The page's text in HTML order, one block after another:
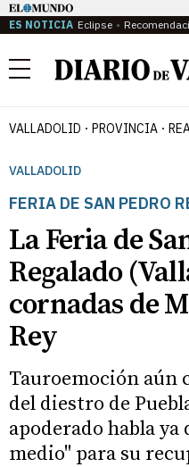
ES NOTICIA Eclipse
Menú
VALLADOLID PROVINCIA
VALLADOLID
FERIA DE SAN PEDRO
La Feria de
Regalado
cornadas de
Rey
Tauroemoción aún
del diestro de
apoderado habla ya
medio" para su